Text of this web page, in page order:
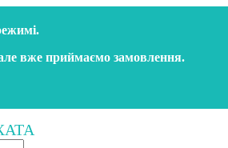
вже приймаємо замовлення.